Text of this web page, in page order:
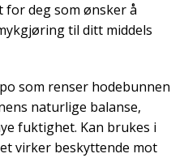
for deg som ønsker å
til ditt middels
som renser hodebunnen
naturlige balanse,
fuktighet. Kan brukes i
virker beskyttende mot